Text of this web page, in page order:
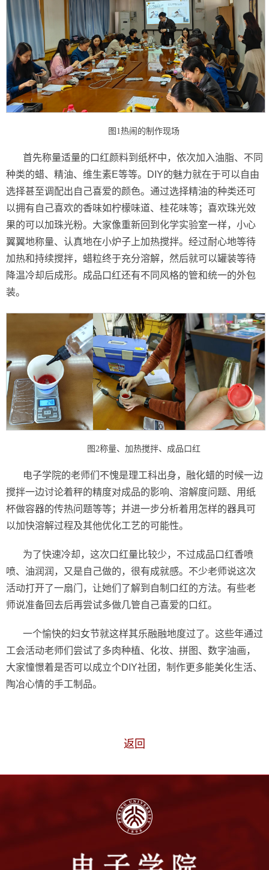
图1热闹的制作现场
首先称量适量的口红颜料到纸杯中，依次加入油脂、不同
种类的蜡、精油、维生素E等等。DIY的魅力就在于可以自由
选择甚至调配出自己喜爱的颜色。通过选择精油的种类还可
以拥有自己喜欢的香味如柠檬味道、桂花味等；喜欢珠光效
果的可以加珠光粉。大家像重新回到化学实验室一样，小心
翼翼地称量、认真地在小炉子上加热搅拌。经过耐心地等待
加热和持续搅拌，蜡粒终于充分溶解，然后就可以罐装等待
降温冷却后成形。成品口红还有不同风格的管和统一的外包
装。
图2称量、加热搅拌、成品口红
电子学院的老师们不愧是理工科出身，融化蜡的时候一边
搅拌一边讨论着秤的精度对成品的影响、溶解度问题、用纸
杯做容器的传热问题等等；并进一步分析着用怎样的器具可
以加快溶解过程及其他优化工艺的可能性。
为了快速冷却，这次口红量比较少，不过成品口红香喷
喷、油润润，又是自己做的，很有成就感。不少老师说这次
活动打开了一扇门，让她们了解到自制口红的方法。有些老
师说准备回去后再尝试多做几管自己喜爱的口红。
一个愉快的妇女节就这样其乐融融地度过了。这些年通过
工会活动老师们尝试了多肉种植、化妆、拼图、数字油画，
大家憧憬着是否可以成立个DIY社团，制作更多能美化生活、
陶冶心情的手工制品。
返回